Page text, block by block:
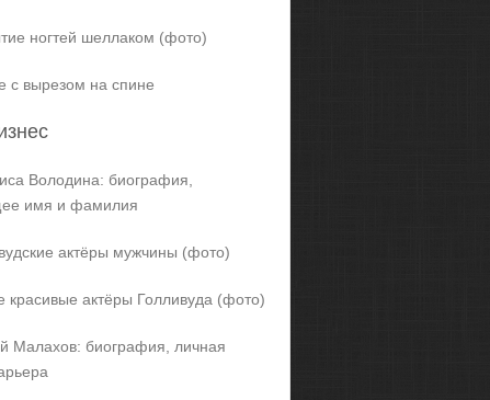
ногтей шеллаком (фото)
с вырезом на спине
Володина: биография,
имя и фамилия
актёры мужчины (фото)
актёры Голливуда (фото)
Малахов: биография, личная